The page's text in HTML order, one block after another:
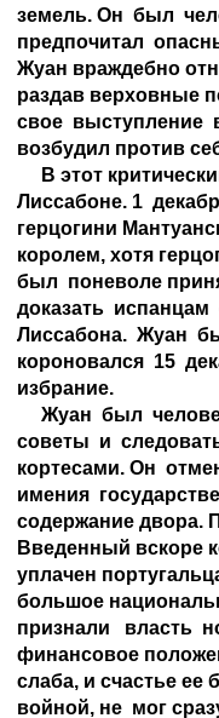
земель. Он  был
предпочитал
Жуан враждебно
раздав верховные
свое  выступление
возбудил против
В этот
Лиссабоне. 1
герцогини
королем, хотя
был  поневоле
доказать
Лиссабона.  Жуан
короновался  15
избрание.
Жуан  был
советы  и
кортесами. Он
имения
содержание двора.
Введенный вскоре
уплачен
большое
признали   власть
финансовое
слаба, и счастье ее
войной, не  мог